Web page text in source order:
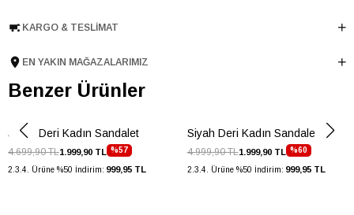
hissi verir. Türkiye menşeli bu ürün, Elle'nin deri işçiliğindeki ustalığını gözler
Bu tokalı sandaletile stilinizi tamamlayabileceğiniz kullanım senaryoları:
rahat bir şıklık yakalamak için idealdir.
Ofis ortamında daha rahat bir stil tercih edenler için, kumaş pantolonlar
veya eteklerle modern bir uyum sağlar.
Elle Shoes olarak, ürünlerimizin uzun ömürlü olması için doğru deri bakımı
KARGO & TESLIMAT
EN YAKIN MAĞAZALARIMIZ
Benzer Ürünler
Siyah Deri Kadın Sandalet
%57
1.999,90 TL
4.699,90 TL
2.3.4. Ürüne %50 İndirim: 999,95 TL
Siyah Deri Kadın Sandalet
%60
1.999,90 TL
4.999,90 TL
2.3.4. Ürüne %50 İndirim: 999,95 TL